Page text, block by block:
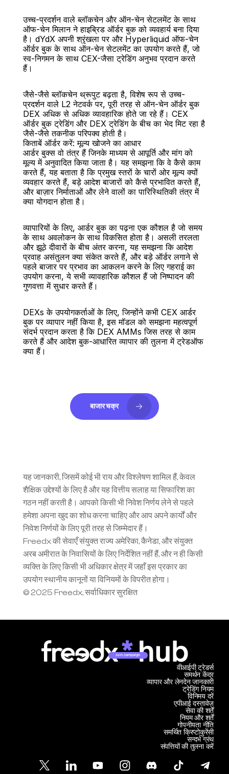
उच्च-प्रदर्शन वाले ब्लॉकचेन और ऑन-चेन सेटलमेंट के साथ
ऑफ-चेन मिलान ने हाइब्रिड ऑर्डर बुक को व्यवहार्य बना दिया
है। dYdX अपनी श्रृंखला पर और Hyperliquid ऑफ-चेन
ऑर्डर बुक के साथ ऑन-चेन सेटलमेंट का उपयोग करते हैं, जो
स्व-निगमन के साथ CEX-जैसा ट्रेडिंग अनुभव प्रदान करते
हैं।
जैसे-जैसे ब्लॉकचेन थ्रूपुट बढ़ता है, विशेष रूप से उच्च-
प्रदर्शन वाले L2 नेटवर्क पर, पूरी तरह से ऑन-चेन ऑर्डर बुक
DEX अधिक से अधिक व्यावहारिक होते जा रहे हैं। CEX
ऑर्डर बुक ट्रेडिंग और DEX ट्रेडिंग के बीच का भेद मिट रहा है
जैसे-जैसे तकनीक परिपक्व होती है।
किताबें ऑर्डर करें: मूल्य खोजने का आधार
आर्डर बुक्स वो तंत्र हैं जिनके माध्यम से आपूर्ति और मांग को
मूल्य में अनुवादित किया जाता है। यह समझना कि वे कैसे काम
करते हैं, यह बताता है कि प्रमुख स्तरों के चारों ओर मूल्य क्यों
व्यवहार करते हैं, बड़े आदेश बाजारों को कैसे प्रभावित करते हैं,
और बाज़ार निर्माताओं और लेने वालों का पारिस्थितिकी तंत्र में
क्या योगदान होता है।
व्यापारियों के लिए, आर्डर बुक का पढ़ना एक कौशल है जो समय
के साथ अवलोकन के साथ विकसित होता है। असली तरलता
और झूठे दीवारों के बीच अंतर करना, यह समझना कि आदेश
प्रवाह असंतुलन क्या संकेत करते हैं, और बड़े ऑर्डर लगाने से
पहले बाजार पर प्रभाव का आकलन करने के लिए गहराई का
उपयोग करना, ये सभी व्यावहारिक कौशल हैं जो निष्पादन की
गुणवत्ता में सुधार करते हैं।
DEXs के उपयोगकर्ताओं के लिए, जिन्होंने कभी CEX आर्डर
बुक पर व्यापार नहीं किया है, इस मॉडल को समझना महत्वपूर्ण
संदर्भ प्रदान करता है कि DEX AMMs जिस तरह से काम
करते हैं और आदेश बुक-आधारित व्यापार की तुलना में ट्रेडऑफ
क्या हैं।
बाजार चक्र
यह जानकारी, जिसमें कोई भी राय और विश्लेषण शामिल हैं, केवल
शैक्षिक उद्देश्यों के लिए है और यह वित्तीय सलाह या सिफारिश का
गठन नहीं करती है। आपको किसी भी निवेश निर्णय लेने से पहले
हमेशा अपना खुद का शोध करना चाहिए और आप अपने कार्यों और
निवेश निर्णयों के लिए पूरी तरह से जिम्मेदार हैं।
Freedx की सेवाएँ संयुक्त राज्य अमेरिका, कैनेडा, और संयुक्त
अरब अमीरात के निवासियों के लिए निर्देशित नहीं हैं, और न ही किसी
व्यक्ति के लिए किसी भी अधिकार क्षेत्र में जहाँ इस प्रकार का
उपयोग स्थानीय कानूनों या विनियमों के विपरीत होगा।
© 2025 Freedx, सर्वाधिकार सुरक्षित
Join campaign
समर्थन केंद्र
व्यापार और लेनदेन जानकारी
वीआईपी ट्रेडर्स
ट्रेडिंग नियम
विनिमय दरें
एपीआई दस्तावेज़
सेवा की शर्तें
नियम और शर्तें
गोपनीयता नीति
समर्थित क्रिप्टोकुरेंसी
सन्दर्भ ग्रंथ
संपत्तियों की तुलना करें